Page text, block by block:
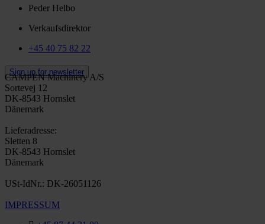
Peder Helbo
Verkaufsdirektor
+45 40 75 82 22
Sign up for newsletter
CAMPEN Machinery A/S
Sortevej 12
DK-8543 Hornslet
Dänemark
Lieferadresse:
Sletten 8
DK-8543 Hornslet
Dänemark
USt-IdNr.: DK-26051126
IMPRESSUM